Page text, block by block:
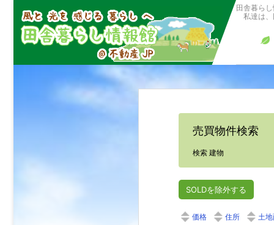
田舎暮ら
私達は、
売買物件検索
検索 建物
SOLDを除外する
価格 住所 土